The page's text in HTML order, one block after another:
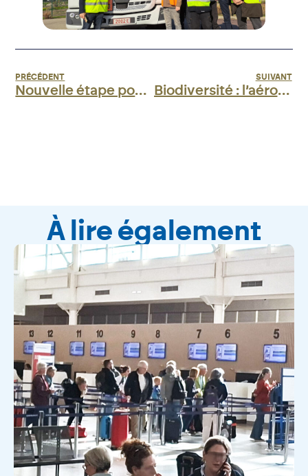
PRÉCÉDENT
Nouvelle étape pour votre expérience à l’aérogare d’Ajaccio !
SUIVANT
Biodiversité : l’aéroport décroche le label AéroBio niveau 4 !
À lire également